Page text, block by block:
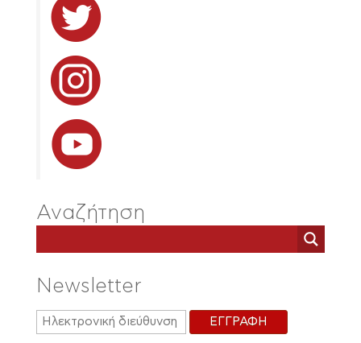
Αναζήτηση
Newsletter